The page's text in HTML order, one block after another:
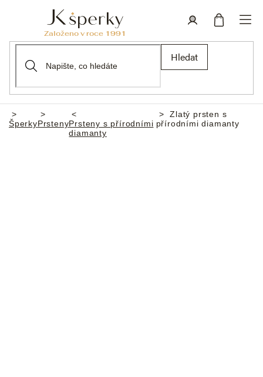
Hledat
Domů
ŠperkyPrstenyPrsteny s přírodními
diamanty
Zlatý prsten s
přírodními diamanty